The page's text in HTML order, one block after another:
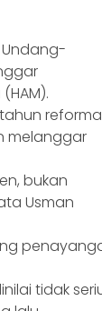
melanggar
bukan
Usman
tidak